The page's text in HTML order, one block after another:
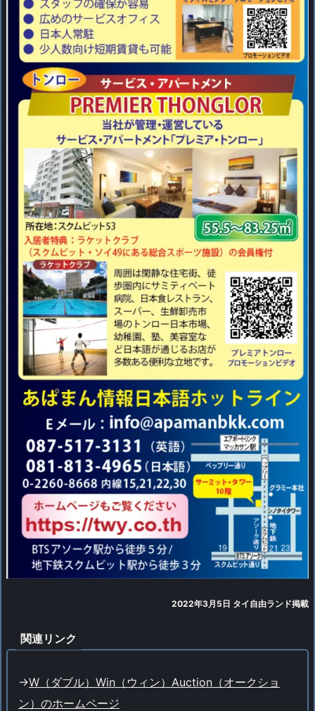
2022年3月5日 タイ自由ランド掲載
関連リンク
->W（ダブル）Win（ウィン）Auction（オークショ
ン）のホームページ